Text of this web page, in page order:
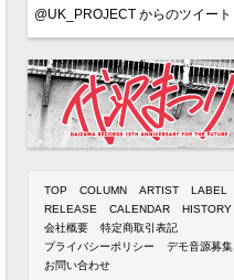
@UK_PROJECT からのツイート
TOP COLUMN ARTIST
LABEL
RELEASE
CALENDAR
HISTORY
会社概要
特定商取引表記
プライバシーポリシー
デモ音源募集
お問い合わせ